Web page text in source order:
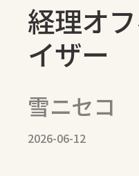
経理オ
イザー
雪ニセコ
2026-06-12